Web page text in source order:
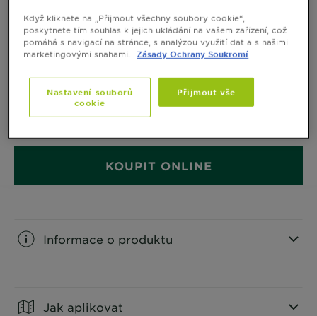
mastné vlasy s lupy
0,0/5 (0 recenze)
Šampon obohacený o piroctone olamine a citronovou
kúru eliminuje lupy z pokožky hlavy.
KOUPIT ONLINE
Informace o produktu
Jak aplikovat
Když kliknete na „Přijmout všechny soubory cookie“,
poskytnete tím souhlas k jejich ukládání na vašem zařízení, což
pomáhá s navigací na stránce, s analýzou využití dat a s našimi
marketingovými snahami.
Zásady Ochrany Soukromí
Nastavení souborů
cookie
Přijmout vše